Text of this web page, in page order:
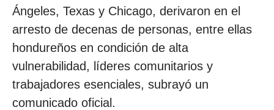
Ángeles, Texas y Chicago, derivaron en el
arresto de decenas de personas, entre ellas
hondureños en condición de alta
vulnerabilidad, líderes comunitarios y
trabajadores esenciales, subrayó un
comunicado oficial.